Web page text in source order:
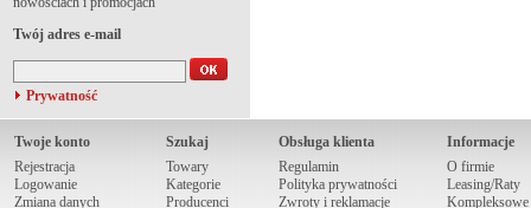
Twój adres e-mail
Prywatność
Twoje konto
Rejestracja
Logowanie
Zmiana danych
Szukaj
Towary
Kategorie
Producenci
Obsługa klienta
Regulamin
Polityka prywatności
Zwroty i reklamacje
Informacje
O firmie
Leasing/Raty
Kompleksowe